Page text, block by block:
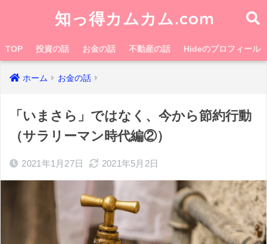
知っ得カムカム.com
TOP 投資の話 お金の話 不動産の話 Hideのプロフィール
ホーム お金の話
「いまさら」ではなく、今から節約行動
（サラリーマン時代編②）
2021年1月27日 2021年5月2日